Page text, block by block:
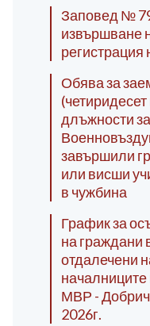
Заповед №
извършване
Обява за
длъжности
завършили
или висши
в чужбина
График за
на граждани
отдалечени
МВР -
2026г.